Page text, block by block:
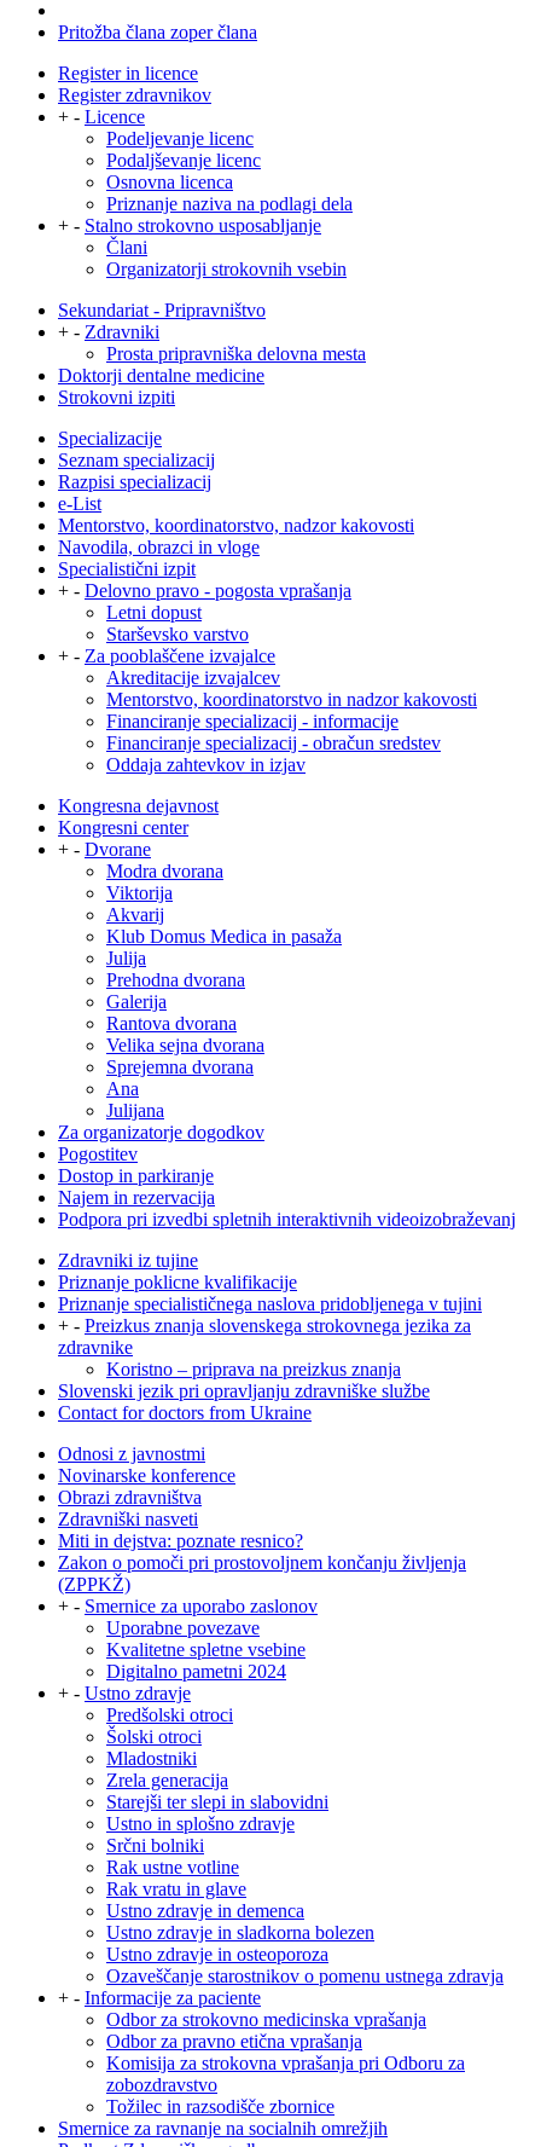
Pritožba člana zoper člana
Register in licence
Register zdravnikov
+ - Licence
Podeljevanje licenc
Podaljševanje licenc
Osnovna licenca
Priznanje naziva na podlagi dela
+ - Stalno strokovno usposabljanje
Člani
Organizatorji strokovnih vsebin
Sekundariat - Pripravništvo
+ - Zdravniki
Prosta pripravniška delovna mesta
Doktorji dentalne medicine
Strokovni izpiti
Specializacije
Seznam specializacij
Razpisi specializacij
e-List
Mentorstvo, koordinatorstvo, nadzor kakovosti
Navodila, obrazci in vloge
Specialistični izpit
+ - Delovno pravo - pogosta vprašanja
Letni dopust
Starševsko varstvo
+ - Za pooblaščene izvajalce
Akreditacije izvajalcev
Mentorstvo, koordinatorstvo in nadzor kakovosti
Financiranje specializacij - informacije
Financiranje specializacij - obračun sredstev
Oddaja zahtevkov in izjav
Kongresna dejavnost
Kongresni center
+ - Dvorane
Modra dvorana
Viktorija
Akvarij
Klub Domus Medica in pasaža
Julija
Prehodna dvorana
Galerija
Rantova dvorana
Velika sejna dvorana
Sprejemna dvorana
Ana
Julijana
Za organizatorje dogodkov
Pogostitev
Dostop in parkiranje
Najem in rezervacija
Podpora pri izvedbi spletnih interaktivnih videoizobraževanj
Zdravniki iz tujine
Priznanje poklicne kvalifikacije
Priznanje specialističnega naslova pridobljenega v tujini
+ - Preizkus znanja slovenskega strokovnega jezika za
zdravnike
Koristno – priprava na preizkus znanja
Slovenski jezik pri opravljanju zdravniške službe
Contact for doctors from Ukraine
Odnosi z javnostmi
Novinarske konference
Obrazi zdravništva
Zdravniški nasveti
Miti in dejstva: poznate resnico?
Zakon o pomoči pri prostovoljnem končanju življenja
(ZPPKŽ)
+ - Smernice za uporabo zaslonov
Uporabne povezave
Kvalitetne spletne vsebine
Digitalno pametni 2024
+ - Ustno zdravje
Predšolski otroci
Šolski otroci
Mladostniki
Zrela generacija
Starejši ter slepi in slabovidni
Ustno in splošno zdravje
Srčni bolniki
Rak ustne votline
Rak vratu in glave
Ustno zdravje in demenca
Ustno zdravje in sladkorna bolezen
Ustno zdravje in osteoporoza
Ozaveščanje starostnikov o pomenu ustnega zdravja
+ - Informacije za paciente
Odbor za strokovno medicinska vprašanja
Odbor za pravno etična vprašanja
Komisija za strokovna vprašanja pri Odboru za
zobozdravstvo
Tožilec in razsodišče zbornice
Smernice za ravnanje na socialnih omrežjih